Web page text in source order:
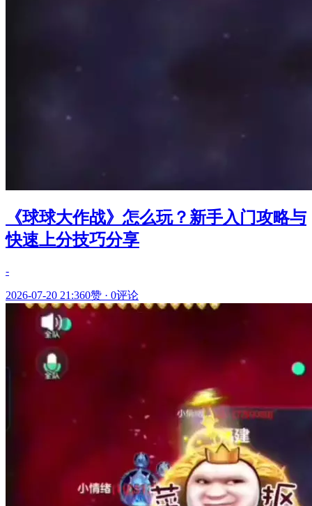
《球球大作战》怎么玩？新手入门攻略与
快速上分技巧分享
-
2026-07-20 21:360赞 · 0评论